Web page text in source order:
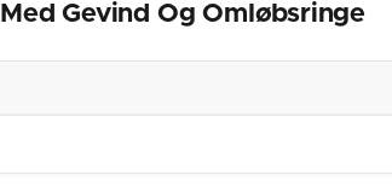
Gevind Og Omløbsringe